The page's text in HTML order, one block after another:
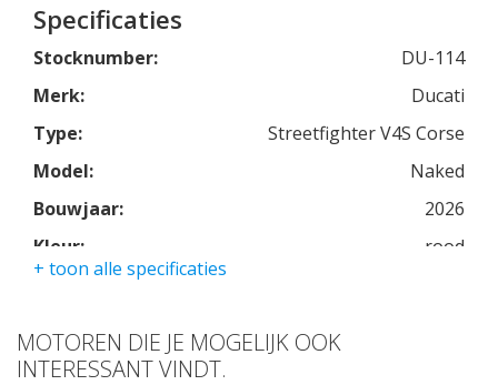
Specificaties
Stocknumber:
DU-114
Merk:
Ducati
Type:
Streetfighter V4S Corse
Model:
Naked
Bouwjaar:
2026
Kleur:
rood
Aantal CC:
+ toon alle specificaties
MOTOREN DIE JE MOGELIJK OOK
INTERESSANT VINDT.